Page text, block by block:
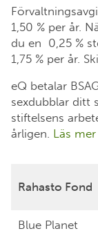
1,50 % per år.
du en 0,25 %
1,75 % per år.
eQ betalar
sexdubblar ditt
stiftelsens
årligen. Läs
Rahasto Fond
Blue Planet